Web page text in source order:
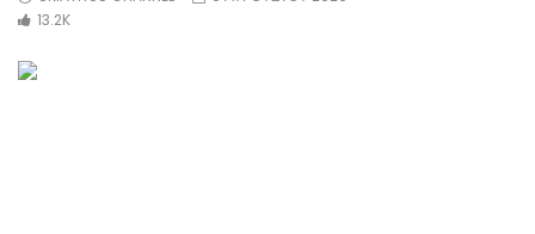
13.2K